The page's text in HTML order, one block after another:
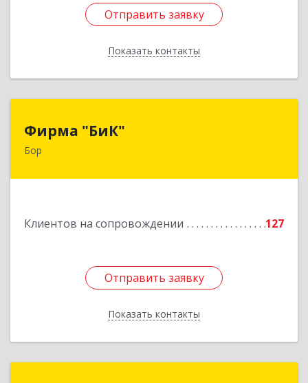
Отправить заявку
Показать контакты
Отправить заявку
Назад
Фирма "БиК"
Бор
Клиентов на сопровождении 127
Отправить заявку
Показать контакты
606440, Нижегородская обл, Бор г, Советская
Отправить заявку
Назад